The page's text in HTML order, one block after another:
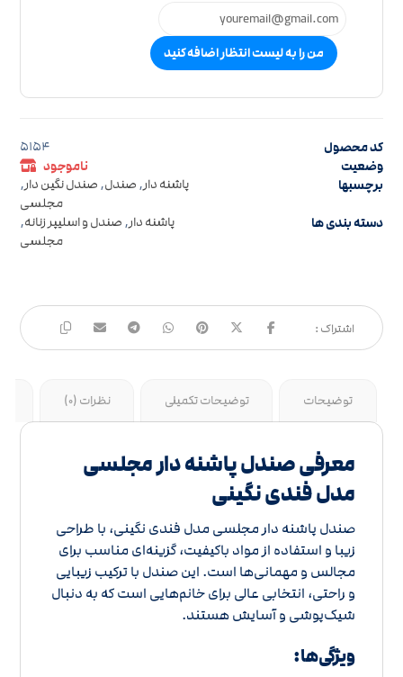
من را به لیست انتظار اضافه کنید
کد محصول 5154
وضعیت
ناموجود
برچسبها
پاشنه دار, صندل, صندل نگین دار,
مجلسی
دسته بندی ها پاشنه دار, صندل و اسلیپر زنانه,
مجلسی
توضیحات توضیحات تکمیلی نظرات (0)
معرفی صندل پاشنه دار مجلسی
مدل فندی نگینی
صندل پاشنه دار مجلسی مدل فندی نگینی، با طراحی
زیبا و استفاده از مواد باکیفیت، گزینه‌ای مناسب برای
مجالس و مهمانی‌ها است. این صندل با ترکیب زیبایی
و راحتی، انتخابی عالی برای خانم‌هایی است که به دنبال
شیک‌پوشی و آسایش هستند.
ویژگی‌ها: